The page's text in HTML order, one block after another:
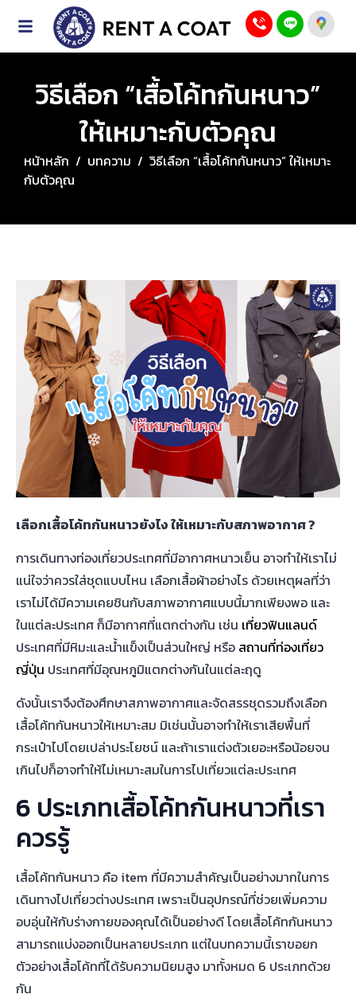
วิธีเลือก “เสื้อโค้ทกันหนาว”
ให้เหมาะกับตัวคุณ
หน้าหลัก / บทความ / วิธีเลือก “เสื้อโค้ทกันหนาว” ให้เหมาะ
กับตัวคุณ
เลือกเสื้อโค้ทกันหนาวยังไง ให้เหมาะกับสภาพอากาศ ?
การเดินทางท่องเที่ยวประเทศที่มีอากาศหนาวเย็น อาจทำให้เราไม่
แน่ใจว่าควรใส่ชุดแบบไหน เลือกเสื้อผ้าอย่างไร ด้วยเหตุผลที่ว่า
เราไม่ได้มีความเคยชินกับสภาพอากาศแบบนี้มากเพียงพอ และ
ในแต่ละประเทศ ก็มีอากาศที่แตกต่างกัน เช่น เที่ยวฟินแลนด์
ประเทศที่มีหิมะและน้ำแข็งเป็นส่วนใหญ่ หรือ สถานที่ท่องเที่ยว
ญี่ปุ่น ประเทศที่มีอุณหภูมิแตกต่างกันในแต่ละฤดู
ดังนั้นเราจึงต้องศึกษาสภาพอากาศและจัดสรรชุดรวมถึงเลือก
เสื้อโค้ทกันหนาวให้เหมาะสม มิเช่นนั้นอาจทำให้เราเสียพื้นที่
กระเป๋าไปโดยเปล่าประโยชน์ และถ้าเราแต่งตัวเยอะหรือน้อยจน
เกินไปก็อาจทำให้ไม่เหมาะสมในการไปเที่ยวแต่ละประเทศ
6 ประเภทเสื้อโค้ทกันหนาวที่เรา
ควรรู้
เสื้อโค้ทกันหนาว คือ item ที่มีความสำคัญเป็นอย่างมากในการ
เดินทางไปเที่ยวต่างประเทศ เพราะเป็นอุปกรณ์ที่ช่วยเพิ่มความ
อบอุ่นให้กับร่างกายของคุณได้เป็นอย่างดี โดยเสื้อโค้ทกันหนาว
สามารถแบ่งออกเป็นหลายประเภท แต่ในบทความนี้เราขอยก
ตัวอย่างเสื้อโค้ทที่ได้รับความนิยมสูง มาทั้งหมด 6 ประเภทด้วย
กัน